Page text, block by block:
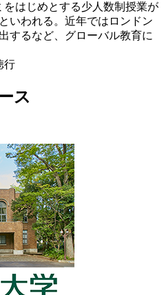
はじめとする少人数制授業が
いわれる。近年ではロンドン
するなど、グローバル教育に
行
ス